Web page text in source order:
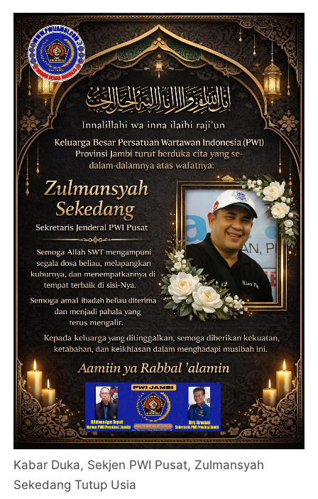
Kabar Duka, Sekjen PWI Pusat, Zulmansyah
Sekedang Tutup Usia